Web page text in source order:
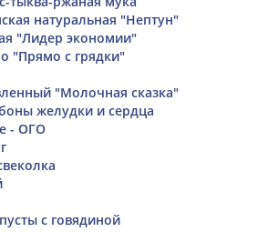
натуральная "Нептун"
"Лидер экономии"
"Прямо с грядки"
"Молочная сказка"
желудки и сердца
- ОГО
с говядиной